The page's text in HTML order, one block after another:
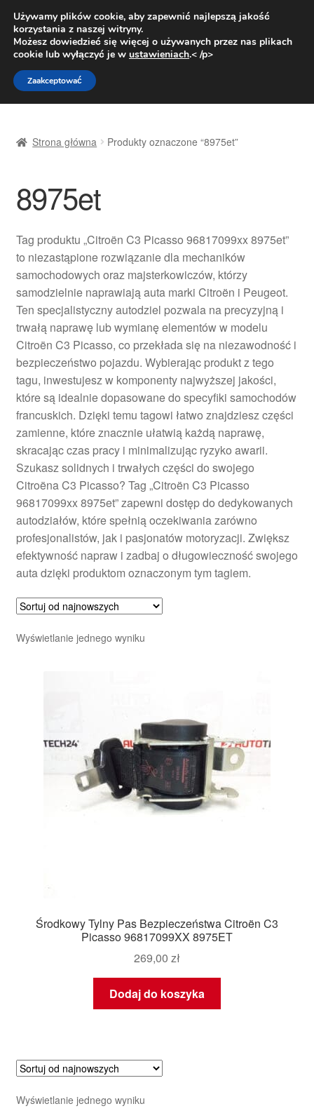
DOSTAWA od 31 zł
Pn.-pt. 9:00-16:00800 003 167
Przejdź
do
nawigacji
Przejdź
do
treści
Dostawa
Dostawa na cały świat
Moje konto
O nas
Płatności
Polityka prywatności
Procedura reklamacyjna
Skarga
Wózek
Zamówienia
Zasady i warunki
Strona główna Produkty oznaczone “8975et”
8975et
Tag produktu „Citroën C3 Picasso 96817099xx 8975et”
to niezastąpione rozwiązanie dla mechaników
samochodowych oraz majsterkowiczów, którzy
samodzielnie naprawiają auta marki Citroën i Peugeot.
Ten specjalistyczny autodziel pozwala na precyzyjną i
trwałą naprawę lub wymianę elementów w modelu
Citroën C3 Picasso, co przekłada się na niezawodność i
bezpieczeństwo pojazdu. Wybierając produkt z tego
tagu, inwestujesz w komponenty najwyższej jakości,
które są idealnie dopasowane do specyfiki samochodów
francuskich. Dzięki temu tagowi łatwo znajdziesz części
zamienne, które znacznie ułatwią każdą naprawę,
skracając czas pracy i minimalizując ryzyko awarii.
Szukasz solidnych i trwałych części do swojego
Citroëna C3 Picasso? Tag „Citroën C3 Picasso
96817099xx 8975et” zapewni dostęp do dedykowanych
autodziałów, które spełnią oczekiwania zarówno
profesjonalistów, jak i pasjonatów motoryzacji. Zwiększ
efektywność napraw i zadbaj o długowieczność swojego
auta dzięki produktom oznaczonym tym tagiem.
Wyświetlanie jednego wyniku
Środkowy Tylny Pas Bezpieczeństwa Citroën C3
Picasso 96817099XX 8975ET
269,00 zł
Dodaj do koszyka
Wyświetlanie jednego wyniku
Używamy plików cookie, aby zapewnić najlepszą jakość
korzystania z naszej witryny.
Możesz dowiedzieć się więcej o używanych przez nas plikach
cookie lub wyłączyć je w ustawieniach.< /p>
Zaakceptować